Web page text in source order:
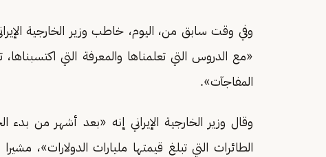
وفي وقت سابق من، اليوم، خاطب وزير الخارجية
«مع الدروس التي تعلمناها والمعرفة التي
المفاجآت».
وقال وزير الخارجية الإيراني إنه «بعد أشهر من
الطائرات التي تبلغ قيمتها مليارات الدولارات»،